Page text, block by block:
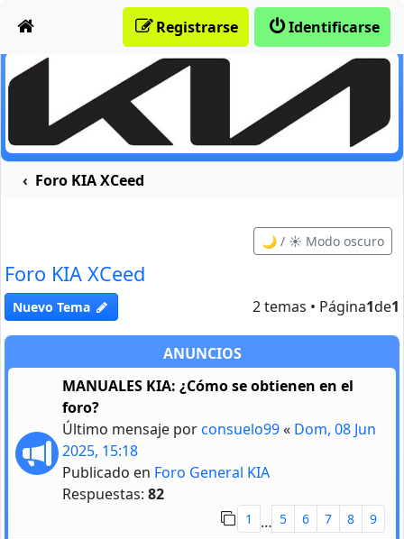
Identificarse
Registrarse
Foro KIA XCeed
🌙 / ☀️ Modo oscuro
Foro KIA XCeed
Nuevo Tema 2 temas • Página1de1
ANUNCIOS
MANUALES KIA: ¿Cómo se obtienen en el
foro?
Último mensaje porconsuelo99« Dom, 08 Jun
2025, 15:18
Publicado en Foro General KIA
Respuestas: 82
1 … 5 6 7 8 9